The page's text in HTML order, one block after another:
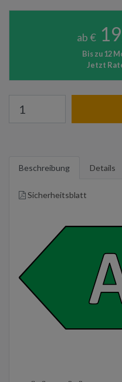
ab €
Bis zu 12
Jetzt
Beschreibung Details
Sicherheitsblatt